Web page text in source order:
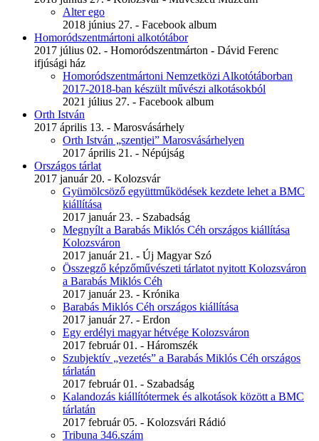
Alter ego
2018 június 27. - Facebook album
Homoródszentmártoni alkotótábor
2017 július 02. - Homoródszentmárton - Dávid Ferenc
ifjúsági ház
Homoródszentmártoni Nemzetközi Alkotótáborban
2017-2018-ban készült művészi alkotásokból
2021 július 27. - Facebook album
Orth István
2017 április 13. - Marosvásárhely
Orth István „szentjei” Marosvásárhelyen
2017 április 21. - Népújság
Országos tárlat
2017 január 20. - Kolozsvár
Gyümölcsöző együttműködések kezdete lehet a BMC
kiállítása
2017 január 23. - Szabadság
Megnyílt a Barabás Miklós Céh országos kiállítása
Kolozsváron
2017 január 21. - Új Magyar Szó
Összegző képzőművészeti tárlatot nyitott Kolozsváron
a Barabás Miklós Céh
2017 január 23. - Krónika
Barabás Miklós Céh országos kiállítása
2017 január 27. - Erdon
Egy erdélyi magyar hétvége Kolozsváron
2017 február 01. - Háromszék
Szubjektív „vezetés” a Barabás Miklós Céh országos
tárlatán
2017 február 01. - Szabadság
Kalandozás kiállítótermek és alkotások között a BMC
tárlatán
2017 február 05. - Kolozsvári Rádió
Tribuna 346.szám